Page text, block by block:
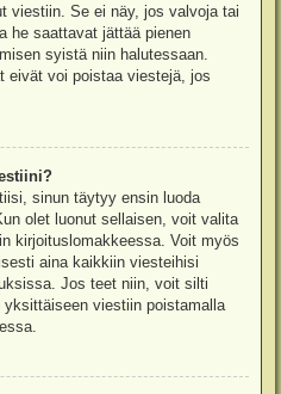
viestiin. Se ei näy, jos valvoja tai
he saattavat jättää pienen
syistä niin halutessaan.
eivät voi poistaa viestejä, jos
sinun täytyy ensin luoda
olet luonut sellaisen, voit valita
kirjoituslomakkeessa. Voit myös
aina kaikkiin viesteihisi
Jos teet niin, voit silti
viestiin poistamalla